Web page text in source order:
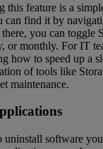
this feature is a
can find it by
you can toggle
or monthly. For IT
how to speed up a
of tools like
maintenance.
uninstall software